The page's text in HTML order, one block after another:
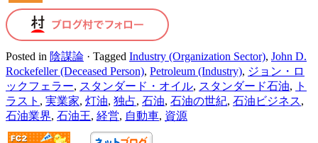
Posted in 陰謀論 · Tagged Industry (Organization Sector), John D.
Rockefeller (Deceased Person), Petroleum (Industry), ジョン・ロ
ックフェラー, スタンダード・オイル, スタンダード石油,
ト
ラスト , 実業家, 灯油, 独占, 石油, 石油の世紀, 石油ビジネス,
石油業界, 石油王, 経営, 自動車, 資源